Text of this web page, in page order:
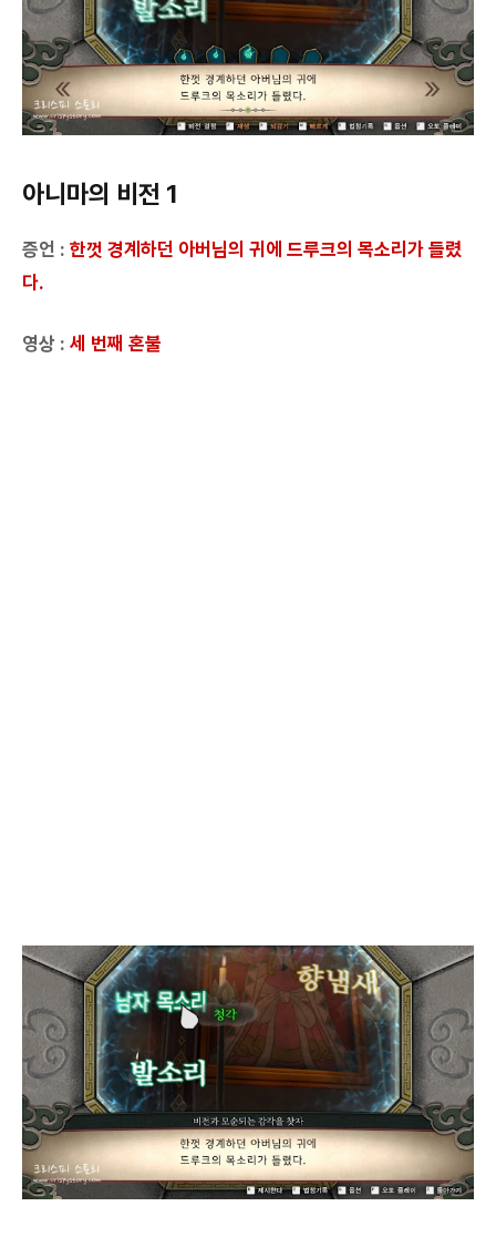
아니마의 비전 1
증언 : 한껏 경계하던 아버님의 귀에 드루크의 목소리가 들렸
다.
영상 : 세 번째 혼불